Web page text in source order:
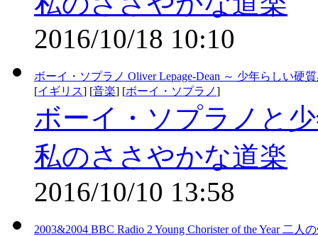
2016/10/18 10:10
ボーイ・ソプラノ Oliver Lepage-Dean ～ 少年らしい
[イギリス] [音楽] [ボーイ・ソプラノ]
ボーイ・ソプラノと
私のささやかな道楽
2016/10/10 13:58
2003&2004 BBC Radio 2 Young Chorister of the Year 二人